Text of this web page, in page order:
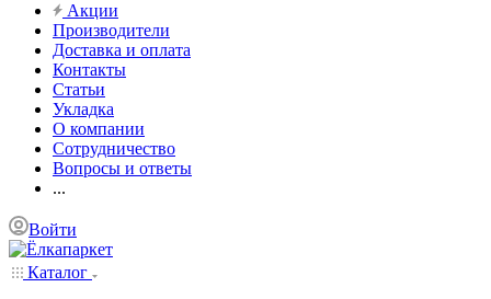
Акции
Производители
Доставка и оплата
Контакты
Статьи
Укладка
О компании
Сотрудничество
Вопросы и ответы
...
Войти
Каталог